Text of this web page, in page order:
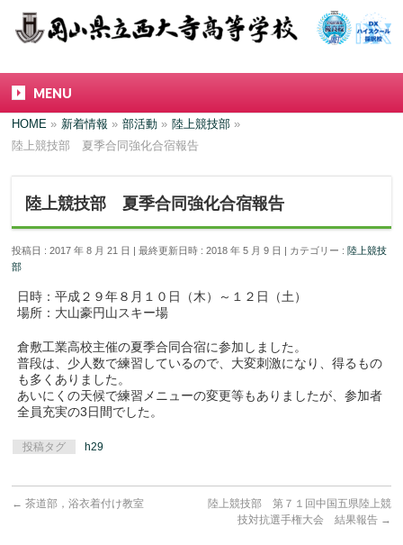
MENU
HOME » 新着情報 » 部活動 » 陸上競技部 »
陸上競技部 夏季合同強化合宿報告
陸上競技部 夏季合同強化合宿報告
投稿日 : 2017 年 8 月 21 日 最終更新日時 : 2018 年 5 月 9 日 カテゴリー :陸上競技
部
日時：平成２９年８月１０日（木）～１２日（土）
場所：大山豪円山スキー場
倉敷工業高校主催の夏季合同合宿に参加しました。
普段は、少人数で練習しているので、大変刺激になり、得るもの
も多くありました。
あいにくの天候で練習メニューの変更等もありましたが、参加者
全員充実の3日間でした。
投稿タグ h29
← 茶道部，浴衣着付け教室
陸上競技部 第７１回中国五県陸上競
技対抗選手権大会 結果報告 →